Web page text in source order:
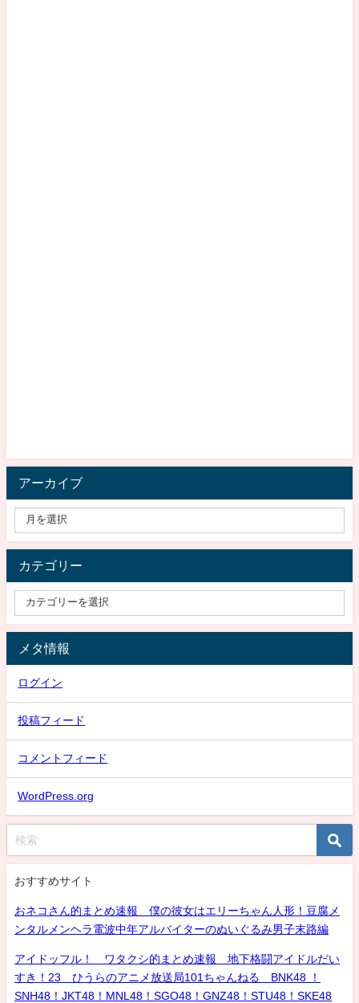
アーカイブ
カテゴリー
メタ情報
ログイン
投稿フィード
コメントフィード
WordPress.org
おすすめサイト
おネコさん的まとめ速報 僕の彼女はエリーちゃん人形！豆腐メ
ンタルメンヘラ電波中年アルバイターのぬいぐるみ男子末路編
アイドッフル！ ワタクシ的まとめ速報 地下格闘アイドルだい
すき！23 ひうらのアニメ放送局101ちゃんねる BNK48 ！
SNH48！JKT48！MNL48！SGO48！GNZ48！STU48！SKE48